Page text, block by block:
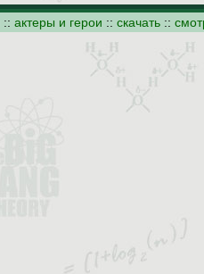
:: актеры и герои :: скачать ::